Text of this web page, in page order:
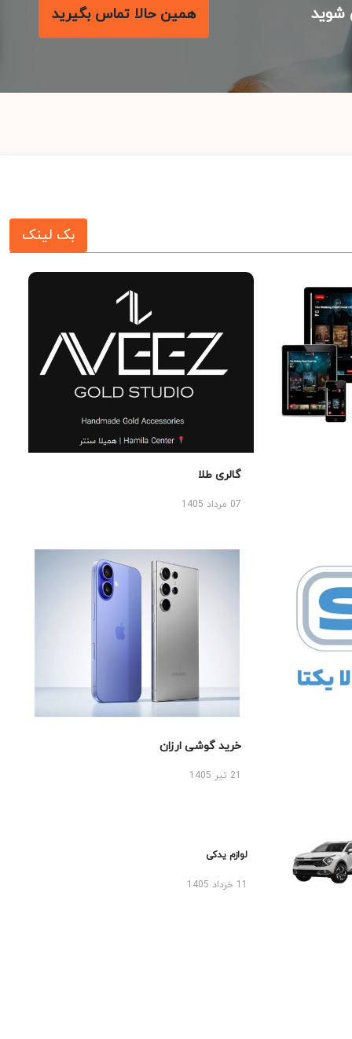
همین حالا تماس بگیرید
بک لینک
گالری طلا
07 مرداد 1405
خرید گوشی ارزان
لوازم یدکی